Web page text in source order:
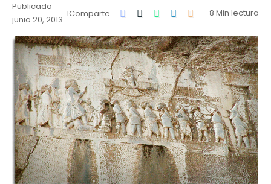
Publicado
junio 20, 2013
Comparte 8 Min lectura